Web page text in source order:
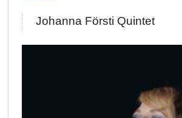
Johanna Försti Quintet